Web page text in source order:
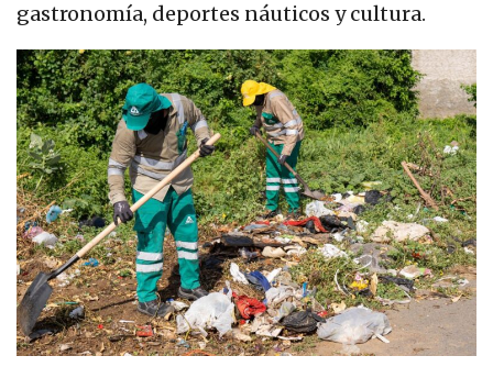
gastronomía, deportes náuticos y cultura.